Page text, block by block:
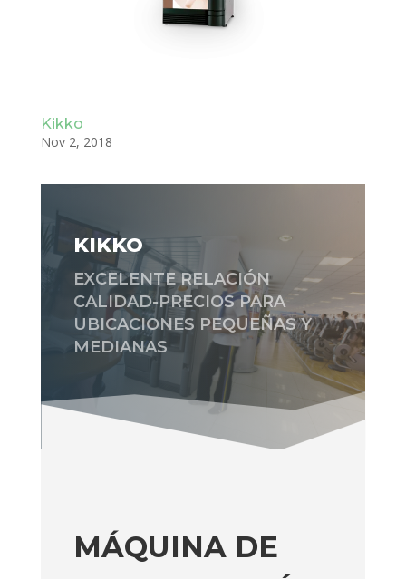
Kikko
Nov 2, 2018
KIKKO
EXCELENTE RELACIÓN
CALIDAD-PRECIOS PARA
UBICACIONES PEQUEÑAS Y
MEDIANAS
MÁQUINA DE